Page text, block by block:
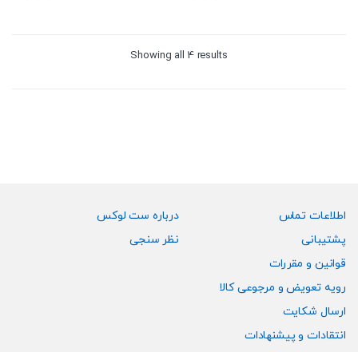
Showing all 4 results
Sorted
اطلاعات تماس
پشتیبانی
قوانین و مقررات
رویه تعویض و مرجوعی کالا
ارسال شکایت
انتقادات و پیشنهادات
درباره ست لوکس
نظر سنجی